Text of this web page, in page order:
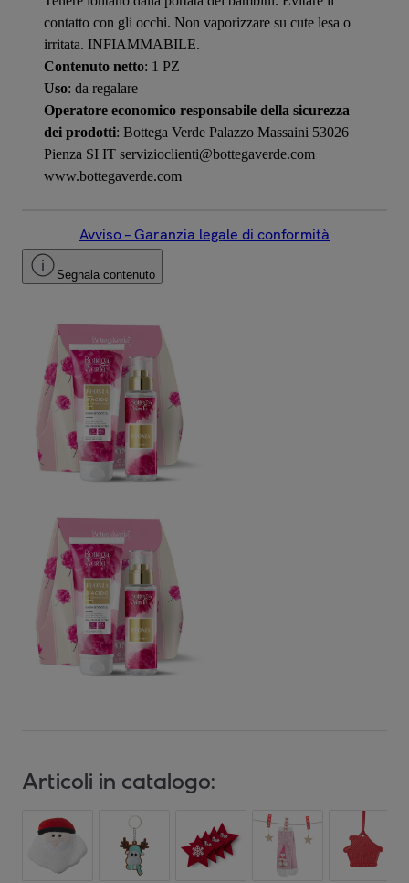
contatto con gli occhi. Non vaporizzare su cute lesa o
irritata. INFIAMMABILE.
Contenuto netto: 1 PZ
Uso: da regalare
Operatore economico responsabile della sicurezza
dei prodotti: Bottega Verde Palazzo Massaini 53026
Pienza SI IT servizioclienti@bottegaverde.com
www.bottegaverde.com
Avviso – Garanzia legale di conformità
Segnala contenuto
Articoli in catalogo: